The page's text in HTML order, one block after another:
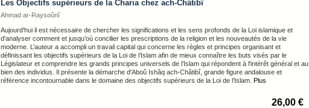
Les Objectifs supérieurs de la Charia chez ach-Châtibî
Ahmad ar-Raysoûnî
Aujourd'hui il est nécessaire de chercher les significations et les sens profonds de la Loi islamique et
d'analyser comment et jusqu’où concilier les prescriptions de la religion et les nouveautés de la vie
moderne. L’auteur a accompli un travail capital qui concerne les règles et principes organisant et
définissant les objectifs supérieurs de la Loi de l’Islam afin de mieux connaître les buts visés par le
Législateur et comprendre les grands principes universels de l’Islam qui répondent à l'intérêt général et au
bien des individus. Il présente la démarche d'Aboû Ishâq ach-Châtibî, grande figure andalouse et
référence incontournable dans le domaine des objectifs supérieurs de la Loi de l’Islam. Plus
26,00 €